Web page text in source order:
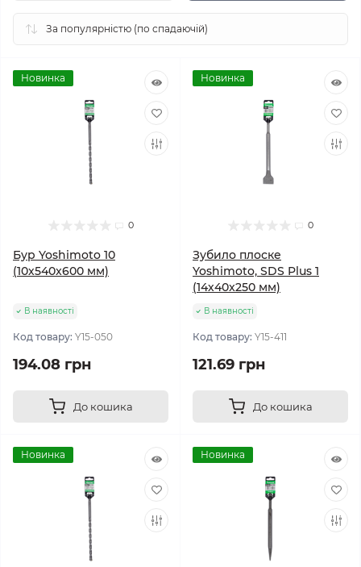
Новинка
0
Бур Yoshimoto 10
(10х540x600 мм)
В наявності
Код товару: Y15-050
194.08 грн
До кошика
Новинка
0
Зубило плоске
Yoshimoto, SDS Plus 1
(14х40x250 мм)
В наявності
Код товару: Y15-411
121.69 грн
До кошика
Новинка Новинка